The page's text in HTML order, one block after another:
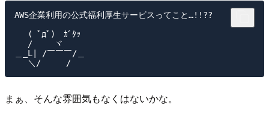
AWS企業利用の公式福利厚生サービスってこと…!!??
( ﾟдﾟ)　ｶﾞﾀｯ
/　　 ヾ
＿_L| /￣￣￣/＿
まぁ、そんな雰囲気もなくはないかな。